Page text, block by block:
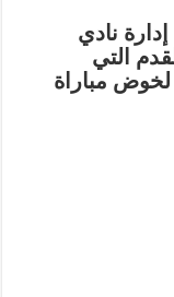
نادي
التي
لخوض مباراة